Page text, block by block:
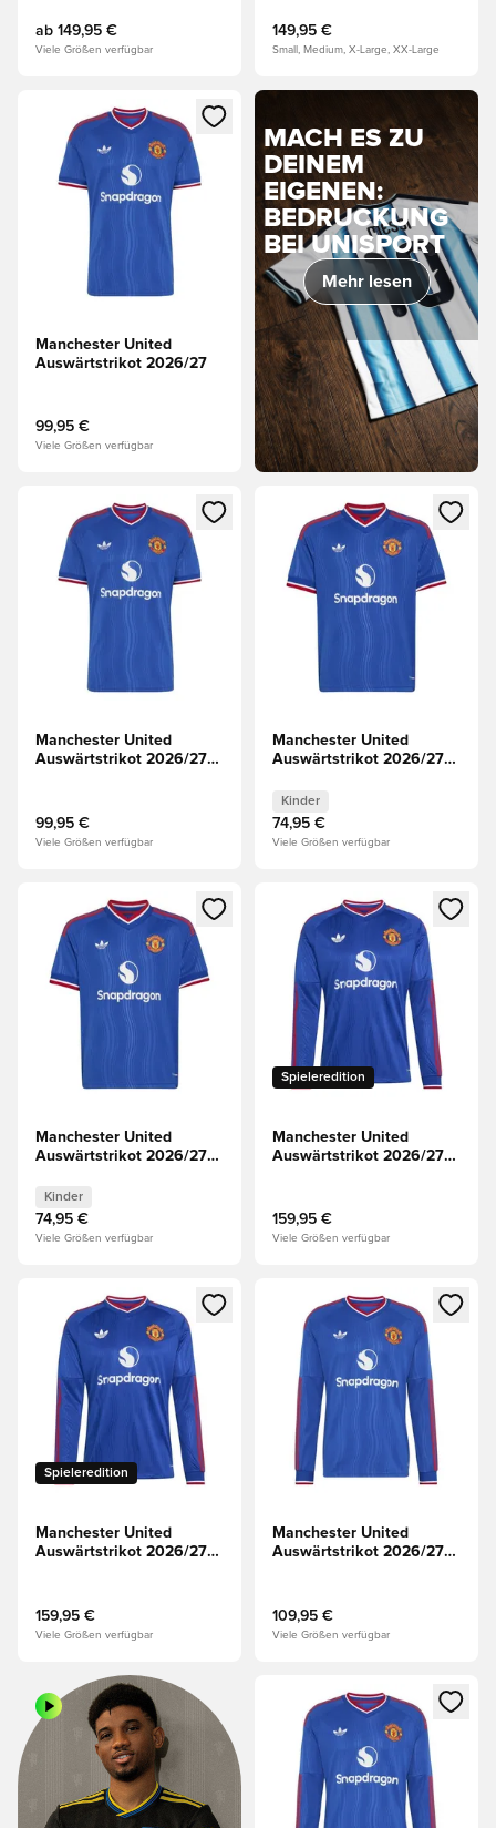
ab 149,95 €
Viele Größen verfügbar
149,95 €
Small, Medium, X-Large, XX-Large
Öffnet ein neues Fenster zum Anmelden oder Registrieren
Manchester United
Auswärtstrikot 2026/27
99,95 €
Viele Größen verfügbar
MACH ES ZU
DEINEM
EIGENEN:
BEDRUCKUNG
BEI UNISPORT
Mehr lesen
Öffnet ein neues Fenster zum Anmelden oder Registrieren
Manchester United
Auswärtstrikot 2026/27
99,95 €
Viele Größen verfügbar
Öffnet ein neues Fenster
Manchester United
Auswärtstrikot 2026/27
Kinder
74,95 €
Viele Größen verfügbar
Öffnet ein neues Fenster zum Anmelden oder Registrieren
Manchester United
Auswärtstrikot 2026/27
Kinder
74,95 €
Viele Größen verfügbar
Öffnet ein neues Fenster
Spieleredition
Manchester United
Auswärtstrikot 2026/27
159,95 €
Viele Größen verfügbar
Öffnet ein neues Fenster zum Anmelden oder Registrieren
Spieleredition
Manchester United
Auswärtstrikot 2026/27
Oberteile
159,95 €
Viele Größen verfügbar
Öffnet ein neues Fenster
Manchester United
Auswärtstrikot 2026/27
109,95 €
Viele Größen verfügbar
Öffnet ein neues Fenster